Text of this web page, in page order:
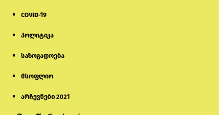
COVID-19
პოლიტიკა
საზოგადოება
მსოფლიო
არჩევნები 2021